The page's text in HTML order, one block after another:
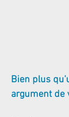
Bien plus
argument de